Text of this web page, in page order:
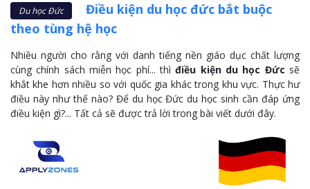
Du học Đức
Điều kiện du học đức bắt buộc
theo tùng hệ học
Nhiều người cho rằng với danh tiếng nền giáo dục chất lượng
cùng chính sách miễn học phí... thìđiều kiện du học Đức sẽ
khắt khe hơn nhiều so với quốc gia khác trong khu vực. Thực hư
điều này như thế nào? Để du học Đức du học sinh cần đáp ứng
điều kiện gì?... Tất cả sẽ được trả lời trong bài viết dưới đây.